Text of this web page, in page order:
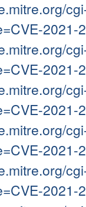
2021-
2021-
2021-
2021-
2021-